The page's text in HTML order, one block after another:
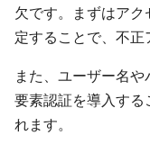
欠です。まずはア
定することで、不正
また、ユーザー名
要素認証を導入する
れます。